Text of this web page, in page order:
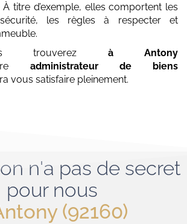
titre d’exemple, elles comportent les
les règles à respecter et
trouverez à Antony
administrateur de biens
vous satisfaire pleinement.
n'a pas de secret
pour nous
(92160)